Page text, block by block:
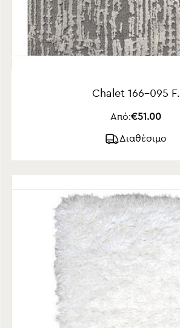
Chalet 166-095 F.
Από:€51.00
Διαθέσιμο